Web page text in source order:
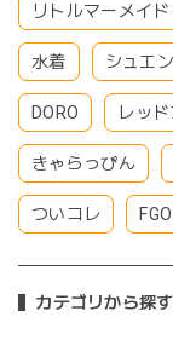
リトルマーメイド
水着 シュエン
DORO レッ
きゃらっぴん
ついコレ FGO
カテゴリから探す